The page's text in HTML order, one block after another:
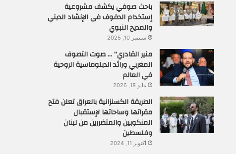
باحث صوفي يكشف مشروعية
إستخدام الدفوف في الإنشاد الديني
والمديح النبوي
سبتمبر 10, 2025
منير القادري” … صوت التصوف
المغربي ورائد الدبلوماسية الروحية
في العالم
مايو 18, 2026
الطريقة الكسنزانية بالعراق تعلن فتح
مقراتها وساحاتها لإستقبال
المنكوبين والمتضررين من لبنان
وفلسطين
أكتوبر 11, 2024